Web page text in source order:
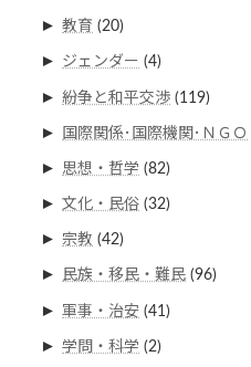
► 教育 (20)
► ジェンダー (4)
► 紛争と和平交渉 (119)
► 国際関係･国際機関･ＮＧＯ
► 思想・哲学 (82)
► 文化・民俗 (32)
► 宗教 (42)
► 民族・移民・難民 (96)
► 軍事・治安 (41)
► 学問・科学 (2)